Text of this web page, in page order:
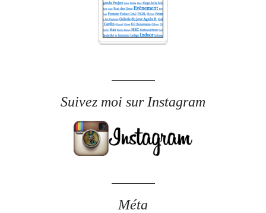
Suivez moi sur Instagram
Méta